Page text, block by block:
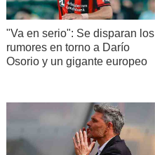
"Va en serio": Se disparan los
rumores en torno a Darío
Osorio y un gigante europeo